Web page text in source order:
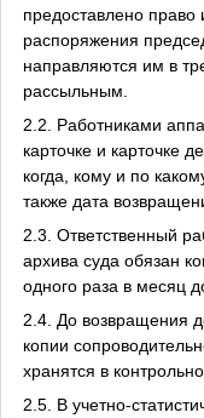
предоставлено право
распоряжения
направляются им в
рассыльным.
2.2. Работниками
карточке и карточке
когда, кому и по
также дата
2.3. Ответственный
архива суда обязан
одного раза в месяц
2.4. До возвращения
копии
хранятся в
2.5. В учетно-